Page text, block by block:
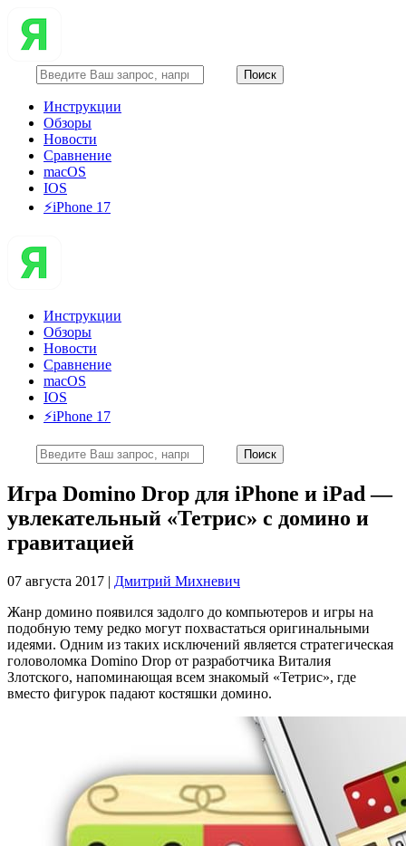
Инструкции
Обзоры
Новости
Сравнение
macOS
IOS
⚡️iPhone 17
Инструкции
Обзоры
Новости
Сравнение
macOS
IOS
⚡️iPhone 17
Игра Domino Drop для iPhone и iPad —
увлекательный «Тетрис» с домино и
гравитацией
07 августа 2017 | Дмитрий Михневич
Жанр домино появился задолго до компьютеров и игры на
подобную тему редко могут похвастаться оригинальными
идеями. Одним из таких исключений является стратегическая
головоломка Domino Drop от разработчика Виталия
Злотского, напоминающая всем знакомый «Тетрис», где
вместо фигурок падают костяшки домино.